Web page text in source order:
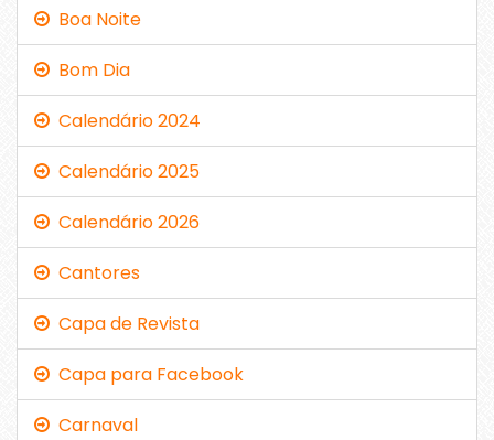
Boa Noite
Bom Dia
Calendário 2024
Calendário 2025
Calendário 2026
Cantores
Capa de Revista
Capa para Facebook
Carnaval